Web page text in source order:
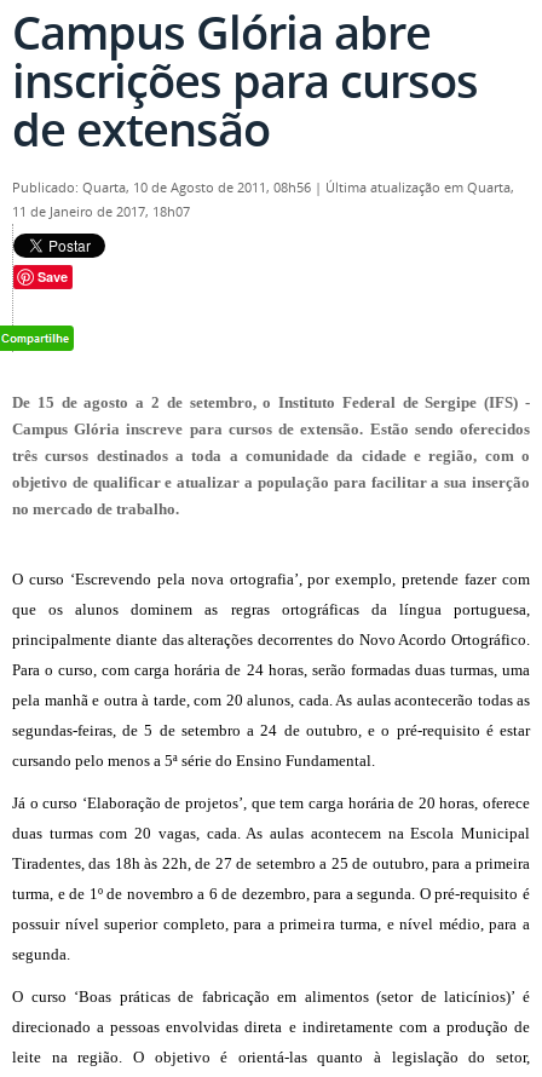
Campus Glória abre
inscrições para cursos
de extensão
Publicado: Quarta, 10 de Agosto de 2011, 08h56 | Última atualização em Quarta,
11 de Janeiro de 2017, 18h07
Save
De 15 de agosto a 2 de setembro, o Instituto Federal de Sergipe (IFS) -
Campus Glória inscreve para cursos de extensão. Estão sendo oferecidos
três cursos destinados a toda a comunidade da cidade e região, com o
objetivo de qualificar e atualizar a população para facilitar a sua inserção
no mercado de trabalho.
O curso ‘Escrevendo pela nova ortografia’, por exemplo, pretende fazer com
que os alunos dominem as regras ortográficas da língua portuguesa,
principalmente diante das alterações decorrentes do Novo Acordo Ortográfico.
Para o curso, com carga horária de 24 horas, serão formadas duas turmas, uma
pela manhã e outra à tarde, com 20 alunos, cada. As aulas acontecerão todas as
segundas-feiras, de 5 de setembro a 24 de outubro, e o pré-requisito é estar
cursando pelo menos a 5ª série do Ensino Fundamental.
Já o curso ‘Elaboração de projetos’, que tem carga horária de 20 horas, oferece
duas turmas com 20 vagas, cada. As aulas acontecem na Escola Municipal
Tiradentes, das 18h às 22h, de 27 de setembro a 25 de outubro, para a primeira
turma, e de 1º de novembro a 6 de dezembro, para a segunda. O pré-requisito é
possuir nível superior completo, para a primeira turma, e nível médio, para a
segunda.
O curso ‘Boas práticas de fabricação em alimentos (setor de laticínios)’ é
direcionado a pessoas envolvidas direta e indiretamente com a produção de
leite na região. O objetivo é orientá-las quanto à legislação do setor,